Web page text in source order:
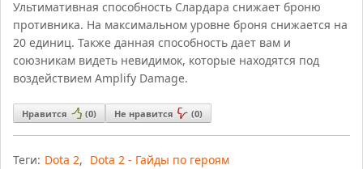
Ультимативная способность Слардара снижает броню
противника. На максимальном уровне броня снижается на
20 единиц. Также данная способность дает вам и
союзникам видеть невидимок, которые находятся под
воздействием Amplify Damage.
Нравится (0) Не нравится (0)
Теги: Dota 2, Dota 2 - Гайды по героям